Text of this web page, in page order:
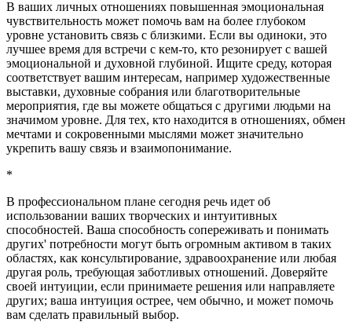
В ваших личных отношениях повышенная эмоциональная
чувствительность может помочь вам на более глубоком
уровне установить связь с близкими. Если вы одиноки, это
лучшее время для встречи с кем-то, кто резонирует с вашей
эмоциональной и духовной глубиной. Ищите среду, которая
соответствует вашим интересам, например художественные
выставки, духовные собрания или благотворительные
мероприятия, где вы можете общаться с другими людьми на
значимом уровне. Для тех, кто находится в отношениях, обмен
мечтами и сокровенными мыслями может значительно
укрепить вашу связь и взаимопонимание.
*
В профессиональном плане сегодня речь идет об
использовании ваших творческих и интуитивных
способностей. Ваша способность сопереживать и понимать
других' потребности могут быть огромным активом в таких
областях, как консультирование, здравоохранение или любая
другая роль, требующая заботливых отношений. Доверяйте
своей интуиции, если принимаете решения или направляете
других; ваша интуиция острее, чем обычно, и может помочь
вам сделать правильный выбор.